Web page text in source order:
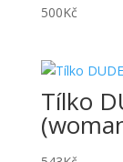
500Kč
Tílko